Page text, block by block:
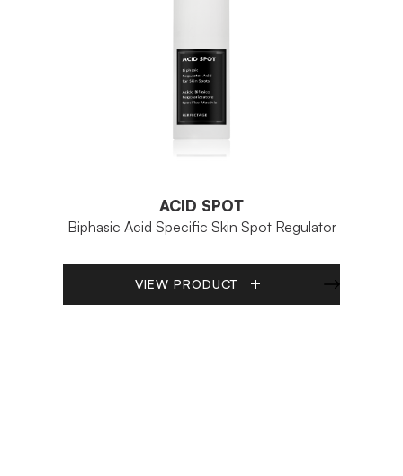
ACID SPOT
Biphasic Acid Specific Skin Spot Regulator
VIEW PRODUCT